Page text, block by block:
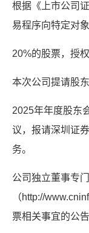
根据《上市公司
易程序向特定对
20%的股票，授
本次公司提请股
2025年年度股东
议，报请深圳证
务。
公司独立董事专
（http://
票相关事宜的公告